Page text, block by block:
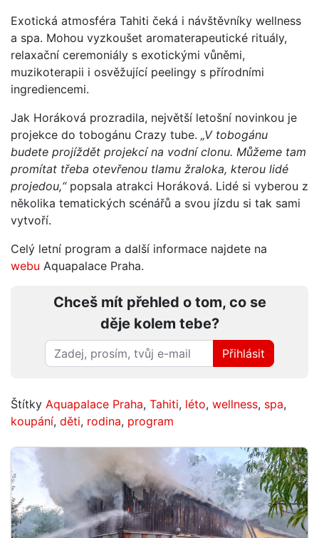
Exotická atmosféra Tahiti čeká i návštěvníky wellness
a spa. Mohou vyzkoušet aromaterapeutické rituály,
relaxační ceremoniály s exotickými vůněmi,
muzikoterapii i osvěžující peelingy s přírodními
ingrediencemi.
Jak Horáková prozradila, největší letošní novinkou je
projekce do tobogánu Crazy tube. „V tobogánu
budete projíždět projekcí na vodní clonu. Můžeme tam
promítat třeba otevřenou tlamu žraloka, kterou lidé
projedou,“popsala atrakci Horáková. Lidé si vyberou z
několika tematických scénářů a svou jízdu si tak sami
vytvoří.
Celý letní program a další informace najdete na
webu Aquapalace Praha.
Chceš mít přehled o tom, co se
děje kolem tebe?
Přihlásit
Štítky Aquapalace Praha, Tahiti, léto, wellness, spa,
koupání, děti, rodina, program